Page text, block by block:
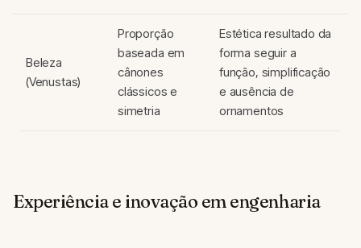
Beleza
(Venustas)
Proporção
baseada em
cânones
clássicos e
simetria
Estética resultado da
forma seguir a
função, simplificação
e ausência de
ornamentos
Experiência e inovação em engenharia